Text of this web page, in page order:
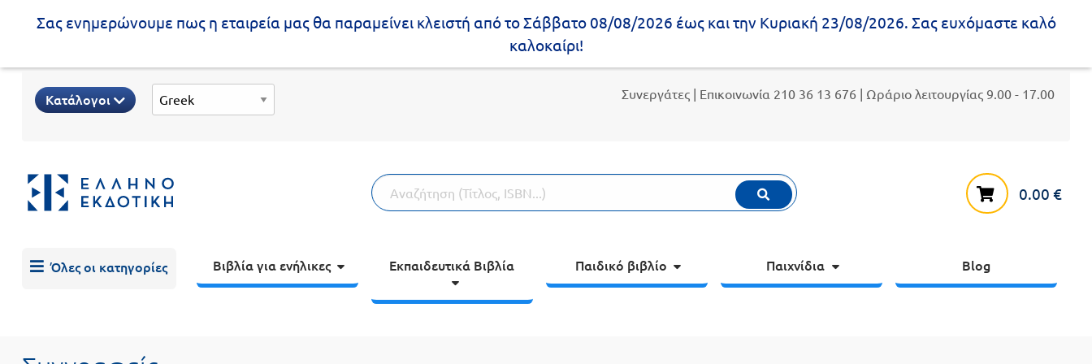
Σας ενημερώνουμε πως η εταιρεία μας θα παραμείνει κλειστή από το Σάββατο 08/08/2026 έως και την Κυριακή 23/08/2026. Σας ευχόμαστε καλό
καλοκαίρι!
ενήλικες
εκπαίδευση
Βιβλία
νηπιαγωγείου
Ελληνίζειν
Κατάλογοι Συνεργάτες| Επικοινωνία 210 36 13 676| Ωράριο λειτουργίας 9.00 - 17.00
0.00 €
Όλες οι κατηγορίες Βιβλία για ενήλικες Εκπαιδευτικά Βιβλία Παιδικό βιβλίο Παιχνίδια Blog